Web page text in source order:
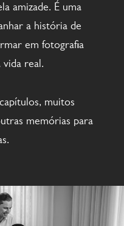
amizade. É uma
a história de
em fotografia
real.
muitos
memórias para